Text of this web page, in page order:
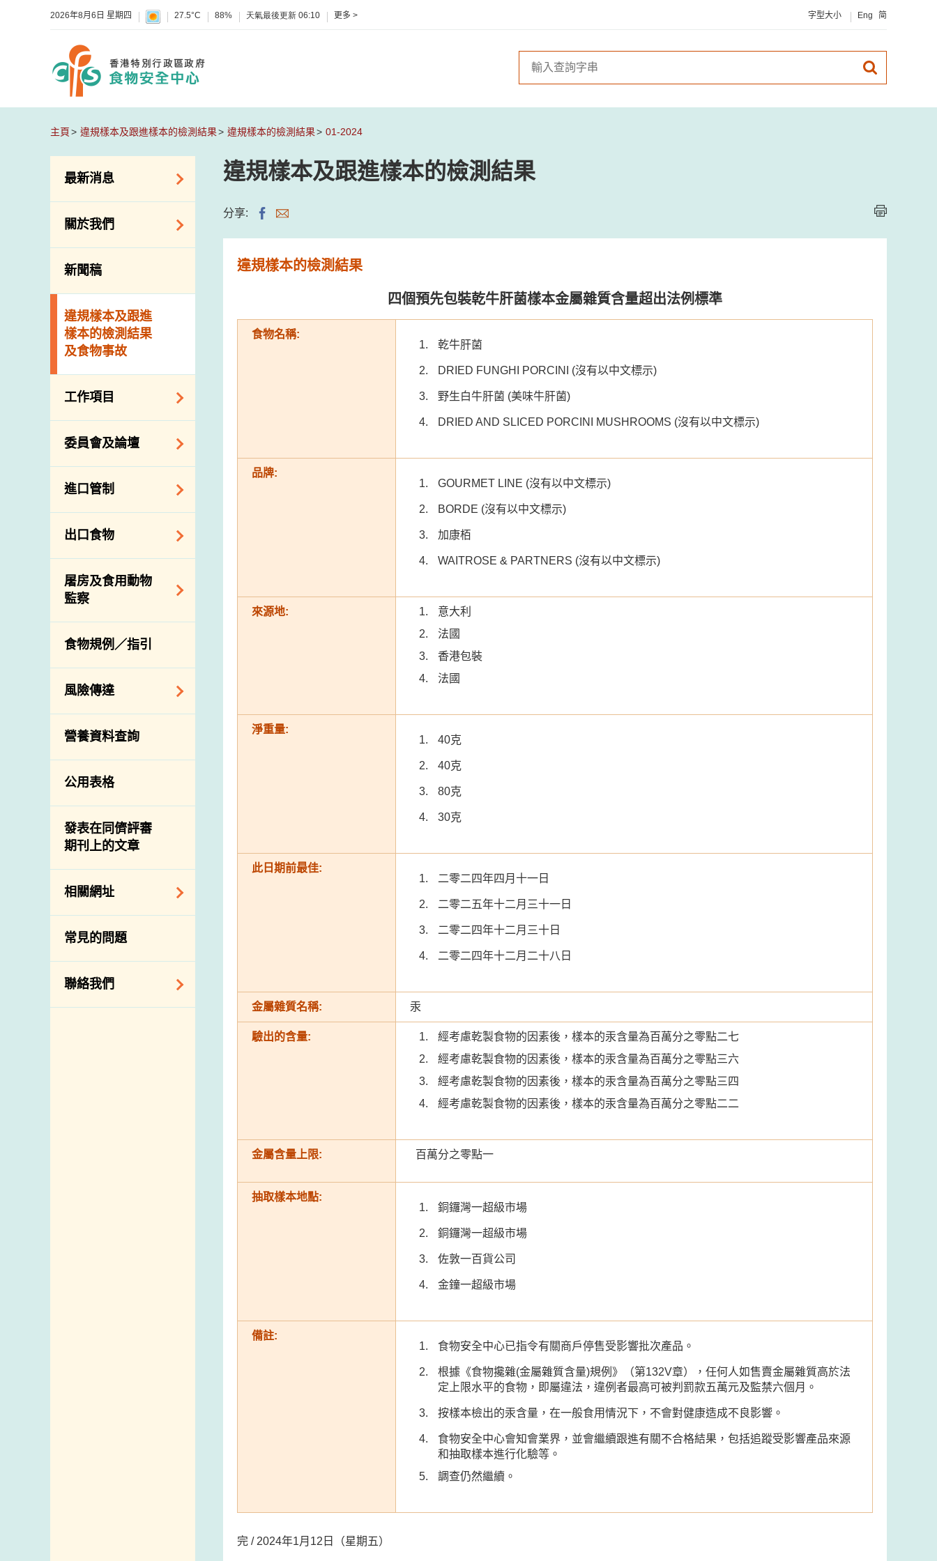
2026年8月6日 星期四 27.5°C 88% 天氣最後更新 06:10 更多 > 字型大小 Eng 简
主頁 違規樣本及跟進樣本的檢測結果 違規樣本的檢測結果 01-2024
最新消息
食物警報 / 致敏物
警報
活動
關於我們
組織結構
介紹短片
新聞稿
違規樣本及跟進
樣本的檢測結果
及食物事故
工作項目
降低膳食中的鈉和
糖
食物安全重點控制
系統
基因改造食物
資料
食物安全之風險評
估
食物事故應變及管
理
食物消費量調查
總膳食研究
有機食物
高風險食物
抗菌素耐藥性
委員會及論壇
食物安全專家委員
會
消費者聯繫小組
進口管制
食物進口商和食物
分銷商登記制度
絡內地有關當局
進口食物管制
口檢驗
出口食物
出口驗證
出口食物往內地
出口商及業界的消
息
屠房及食用動物
監察
規管農業化學物及
獸醫藥物在食用動
物上的使用
屠房及疾病監測
宰前檢驗
宰後檢驗
結果
屠房及肉類檢驗
食物規例／指引
風險傳達
主題項目
項目及活動
資訊平台
下載
公開比賽
營養資料查詢
公用表格
發表在同儕評審
期刊上的文章
相關網址
相關政府部門／機
構
常見的問題
聯絡我們
違規樣本及跟進樣本的檢測結果
分享:
違規樣本的檢測結果
四個預先包裝乾牛肝菌樣本金屬雜質含量超出法例標準
食物名稱:
乾牛肝菌
DRIED FUNGHI PORCINI (沒有以中文標示)
野生白牛肝菌 (美味牛肝菌)
DRIED AND SLICED PORCINI MUSHROOMS (沒有以中文標示)
品牌:
GOURMET LINE (沒有以中文標示)
BORDE (沒有以中文標示)
加康栢
WAITROSE & PARTNERS (沒有以中文標示)
來源地:
意大利
法國
香港包裝
法國
淨重量:
40克
40克
80克
30克
此日期前最佳:
二零二四年四月十一日
二零二五年十二月三十一日
二零二四年十二月三十日
二零二四年十二月二十八日
金屬雜質名稱: 汞
驗出的含量:
經考慮乾製食物的因素後，樣本的汞含量為百萬分之零點二七
經考慮乾製食物的因素後，樣本的汞含量為百萬分之零點三六
經考慮乾製食物的因素後，樣本的汞含量為百萬分之零點三四
經考慮乾製食物的因素後，樣本的汞含量為百萬分之零點二二
金屬含量上限: 百萬分之零點一
抽取樣本地點:
銅鑼灣一超級市場
銅鑼灣一超級市場
佐敦一百貨公司
金鐘一超級市場
備註:
食物安全中心已指令有關商戶停售受影響批次產品。
根據《食物攙雜(金屬雜質含量)規例》（第132V章），任何人如售賣金屬雜質高於法
定上限水平的食物，即屬違法，違例者最高可被判罰款五萬元及監禁六個月。
按樣本檢出的汞含量，在一般食用情況下，不會對健康造成不良影響。
食物安全中心會知會業界，並會繼續跟進有關不合格結果，包括追蹤受影響產品來源
和抽取樣本進行化驗等。
調查仍然繼續。
完 / 2024年1月12日（星期五）